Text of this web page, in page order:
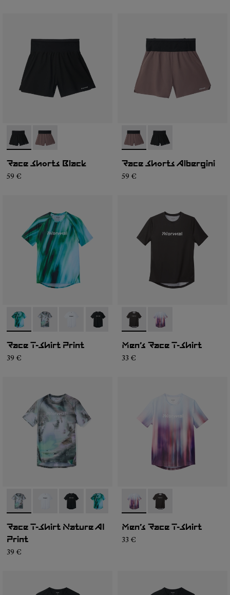
- N1CMRS2-001- N1CMRS2-002
Race Shorts Black
59 €
- N1CMRS2-002- N1CMRS2-001
Race Shorts Albergini
59 €
- N1CMTS2-003- N1CMTS2-007
- N1CMTS2-005- N1CMTS2-004- N1CMTS2-001
Race T-Shirt Print
39 €
- N1CMTS1-001- N1CMTS1-003
Men’s Race T-Shirt
33 €
- N1CMTS2-007
- N1CMTS2-005
- N1CMTS2-004- N1CMTS2-003- N1CMTS2-001
Race T-Shirt Nature AI
Print
39 €
- N1CMTS1-003- N1CMTS1-001
Men’s Race T-Shirt
33 €